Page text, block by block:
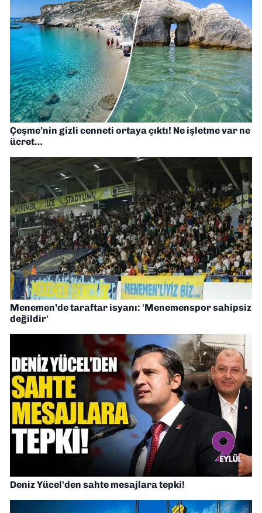
Çeşme’nin gizli cenneti ortaya çıktı! Ne işletme var ne
ücret…
Menemen’de taraftar isyanı: 'Menemenspor sahipsiz
değildir'
Deniz Yücel'den sahte mesajlara tepki!